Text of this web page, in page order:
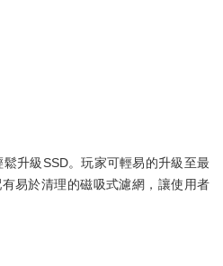
升級SSD。玩家可輕易的升級至最
易於清理的磁吸式濾網，讓使用者